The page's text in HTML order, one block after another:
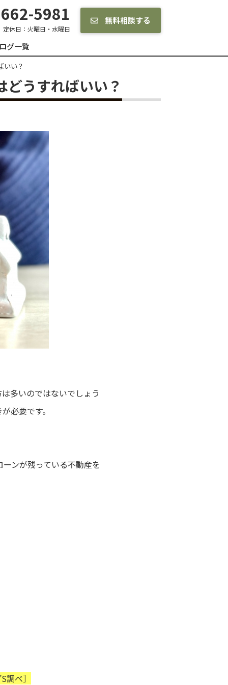
5981
定休日： 火曜日・水曜日
無料相談する
グ一覧
いい？
うすればいい？
多いのではないでしょう
必要です。
ーンが残っている不動産を
べ］